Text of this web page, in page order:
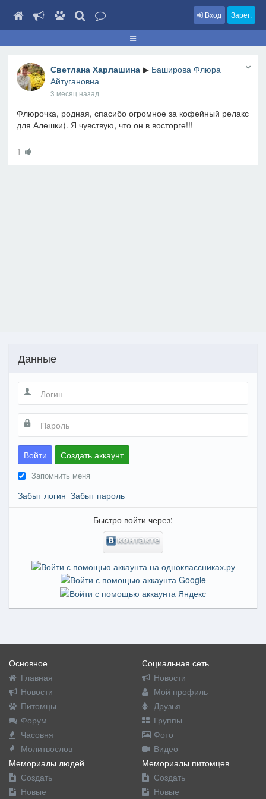
Вход Зарег.
Светлана Харлашина ▶ Баширова Флюра
Айтугановна
3 месяц назад
Флюрочка, родная, спасибо огромное за кофейный релакс
для Алешки). Я чувствую, что он в восторге!!!
1
Данные
Войти Создать аккаунт
Запомнить меня
Забыт логин Забыт пароль
Быстро войти через:
Основное
Главная
Новости
Питомцы
Форум
Часовня
Молитвослов
Социальная сеть
Новости
Мой профиль
Друзья
Группы
Фото
Видео
Мемориалы людей
Создать
Новые
Мемориалы питомцев
Создать
Новые